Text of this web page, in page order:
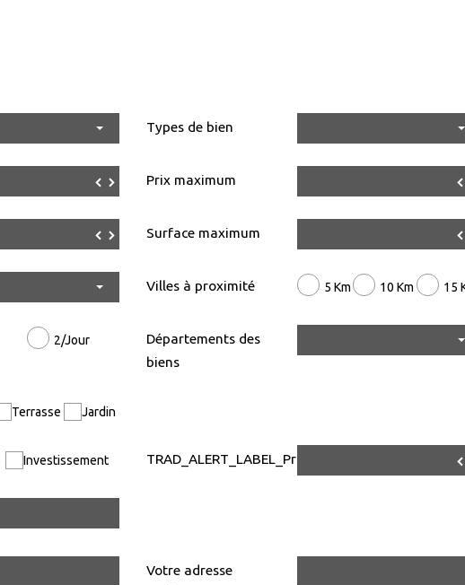
Types de bien
▼ Prix maximum
▼ Surface maximum
Villes à proximité 5 Km 10 Km 15
2/Jour
Départements des
biens
Terrasse Jardin
Investissement TRAD_ALERT_LABEL_Prix
Votre adresse